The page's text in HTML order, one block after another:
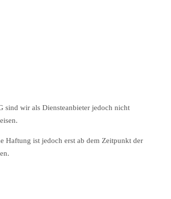
sind wir als Diensteanbieter jedoch nicht
Haftung ist jedoch erst ab dem Zeitpunkt der